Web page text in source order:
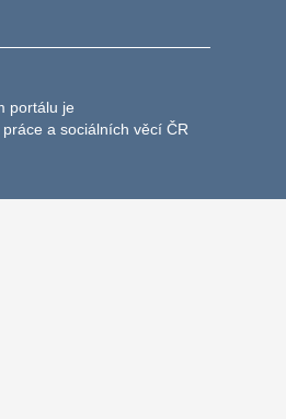
portálu je
a sociálních věcí ČR